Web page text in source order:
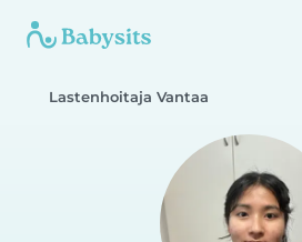
Lastenhoitaja Vantaa